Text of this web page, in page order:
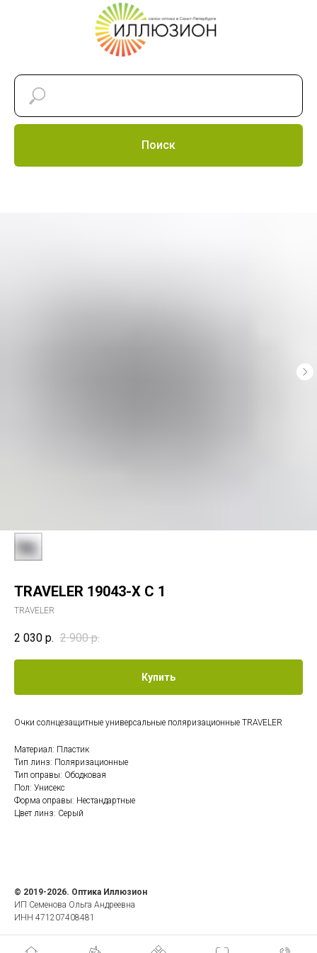
Поиск
TRAVELER 19043-X С 1
TRAVELER
2 030 р. 2 900 р.
Купить
Очки солнцезащитные универсальные поляризационные TRAVELER
Материал: Пластик
Тип линз: Поляризационные
Тип оправы: Ободковая
Пол: Унисекс
Форма оправы: Нестандартные
Цвет линз: Серый
© 2019-2026. Оптика Иллюзион
ИП Семенова Ольга Андреевна
ИНН 471207408481